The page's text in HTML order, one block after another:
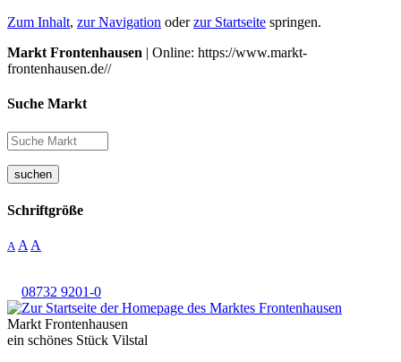
Zum Inhalt, zur Navigation oderzur Startseite springen.
Markt Frontenhausen | Online: https://www.markt-
frontenhausen.de//
Suche Markt
suchen
Schriftgröße
A A A
08732 9201-0
Markt Frontenhausen
ein schönes Stück Vilstal